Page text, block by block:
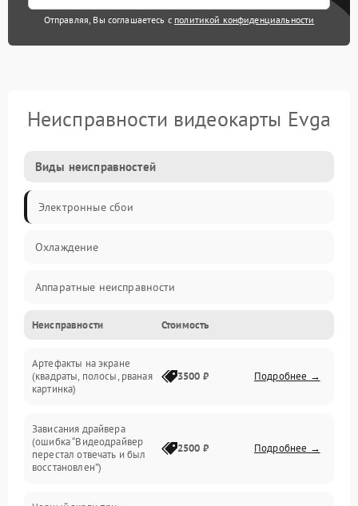
Отправляя, Вы соглашаетесь с политикой конфиденциальности
Неисправности видеокарты Evga
Виды неисправностей
Электронные сбои
Охлаждение
Аппаратные неисправности
Перегрев и термопроблемы
Видео
Интерфейсные и коммуникационные проблемы
Неисправности Стоимость
Артефакты на экране
(квадраты, полосы, рваная
картинка)
3500 ₽ Подробнее →
Зависания драйвера
(ошибка “Видеодрайвер
перестал отвечать и был
восстановлен”)
2500 ₽ Подробнее →